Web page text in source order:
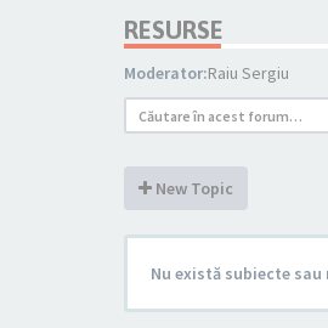
RESURSE
Moderator:Raiu Sergiu
New Topic
Nu există subiecte